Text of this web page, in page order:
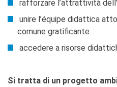
rafforzare l’attrattività
unire l’équipe didattica
comune gratificante
accedere a risorse
Si tratta di un progetto